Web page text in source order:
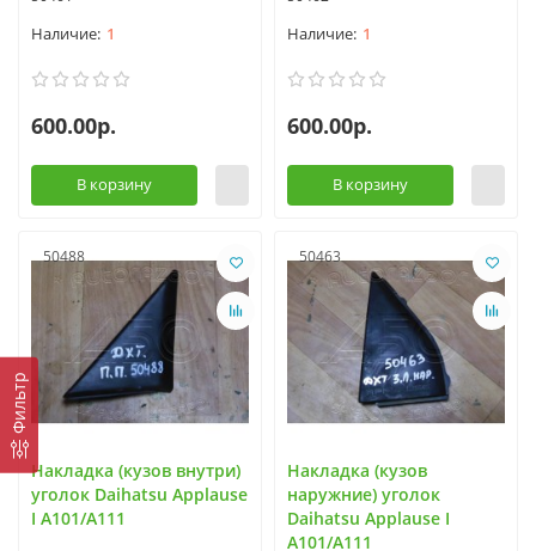
Фильтр
1
600.00р.
В корзину
1
600.00р.
В корзину
50488
Накладка (кузов внутри)
уголок Daihatsu Applause
I A101/A111
50463
Накладка (кузов
наружние) уголок
Daihatsu Applause I
A101/A111